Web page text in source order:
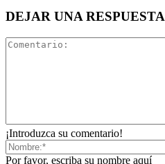
DEJAR UNA RESPUESTA
¡Introduzca su comentario!
Por favor, escriba su nombre aquí